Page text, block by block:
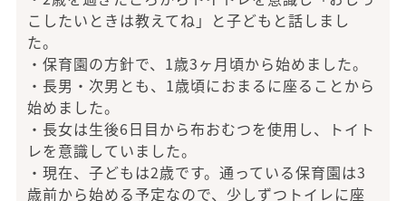
こしたいときは教えてね」と子どもと話しまし
た。
・保育園の方針で、1歳3ヶ月頃から始めました。
・長男・次男とも、1歳頃におまるに座ることから
始めました。
・長女は生後6日目から布おむつを使用し、トイト
レを意識していました。
・現在、子どもは2歳です。通っている保育園は3
歳前から始める予定なので、少しずつトイレに座